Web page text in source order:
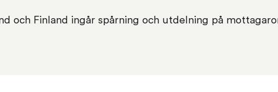
och Finland ingår spårning och utdelning på